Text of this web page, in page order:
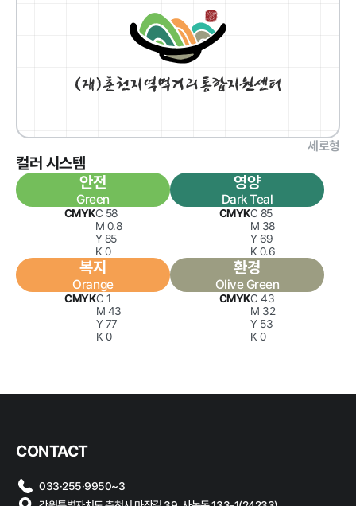
계약 달성정
도
경영평가 결
치요구사항
업무추진비
및 기타
안전보건관리
세로형
컬러 시스템
안전
Green
CMYKC 58
M 0.8
Y 85
K 0
영양
Dark Teal
CMYKC 85
M 38
Y 69
K 0.6
복지
Orange
CMYKC 1
M 43
Y 77
K 0
환경
Olive Green
CMYKC 43
M 32
Y 53
K 0
CONTACT
033·255·9950~3